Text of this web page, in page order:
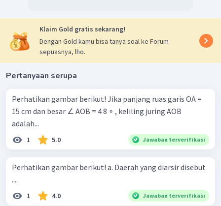
Klaim Gold gratis sekarang!
Dengan Gold kamu bisa tanya soal ke Forum
sepuasnya, lho.
Pertanyaan serupa
Perhatikan gambar berikut! Jika panjang ruas garis OA =
15 cm dan besar ∠ AOB = 4 8 ∘ , keliling juring AOB
adalah...
1 5.0 Jawaban terverifikasi
Perhatikan gambar berikut! a. Daerah yang diarsir disebut
....
1 4.0 Jawaban terverifikasi